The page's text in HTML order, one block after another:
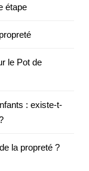
étape
le Pot de
: existe-t-
la propreté ?